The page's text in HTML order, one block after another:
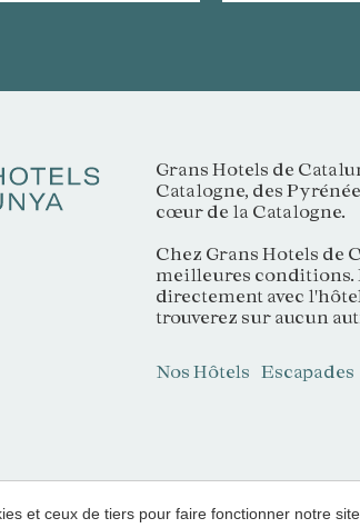
Grans Hotels de
Catalogne, des
cœur de la Catalogne.
Chez Grans Hotels de
meilleures conditions.
directement avec
trouverez sur aucun
Nos Hôtels Escapades
et ceux de tiers pour faire fonctionner notre